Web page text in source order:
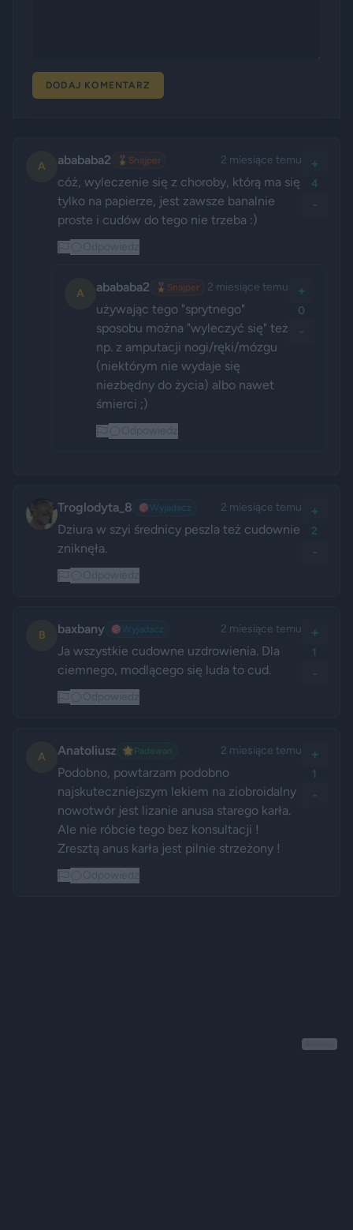
DODAJ KOMENTARZ
A abababa2 🎖️ Snajper 2 miesiące temu
cóż, wyleczenie się z choroby, którą ma się
tylko na papierze, jest zawsze banalnie
proste i cudów do tego nie trzeba :)
+
4
-
A abababa2 🎖️ Snajper 2 miesiące temu
używając tego "sprytnego"
sposobu można "wyleczyć się" też
np. z amputacji nogi/ręki/mózgu
(niektórym nie wydaje się
niezbędny do życia) albo nawet
śmierci ;)
+
0
-
Troglodyta_8 🎯Wyjadacz 2 miesiące temu
Dziura w szyi średnicy peszla też cudownie
zniknęła.
+
2
-
B baxbany 🎯Wyjadacz 2 miesiące temu
Ja wszystkie cudowne uzdrowienia. Dla
ciemnego, modlącego się luda to cud.
+
1
-
A Anatoliusz 🌟Padawan 2 miesiące temu
Podobno, powtarzam podobno
najskuteczniejszym lekiem na ziobroidalny
nowotwór jest lizanie anusa starego karła.
Ale nie róbcie tego bez konsultacji !
Zresztą anus karła jest pilnie strzeżony !
+
1
-